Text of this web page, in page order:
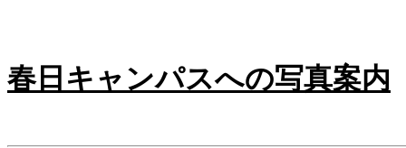
春日キャンパスへの写真案内